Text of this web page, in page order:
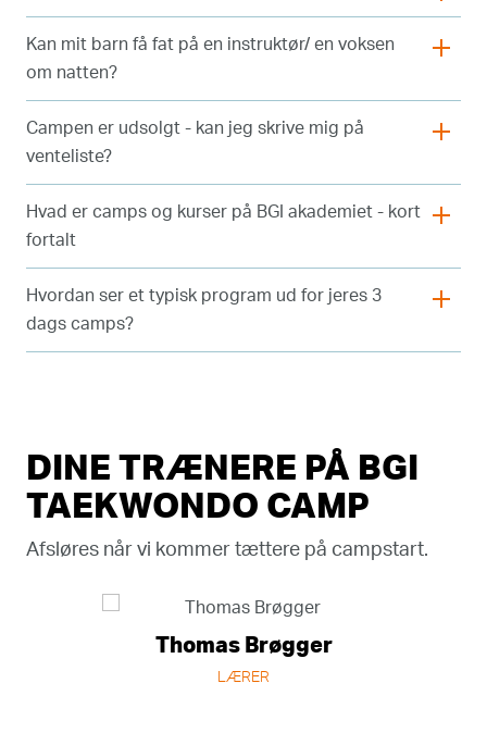
Kan mit barn få fat på en instruktør/ en voksen
om natten?
Campen er udsolgt - kan jeg skrive mig på
venteliste?
Hvad er camps og kurser på BGI akademiet - kort
fortalt
Hvordan ser et typisk program ud for jeres 3
dags camps?
DINE TRÆNERE PÅ BGI
TAEKWONDO CAMP
Afsløres når vi kommer tættere på campstart.
Thomas Brøgger
LÆRER